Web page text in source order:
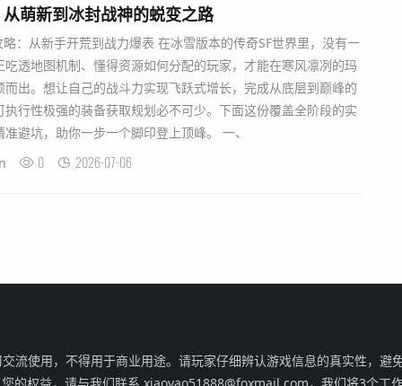
萌新到冰封战神的蜕变之路
：从新手开荒到战力爆表 在冰雪版本的传奇SF世界里，没有一
透地图机制、懂得资源如何分配的玩家，才能在寒风凛冽的玛
出。想让自己的战斗力实现飞跃式增长，完成从底层到巅峰的
行性极强的装备获取规划必不可少。下面这份覆盖全阶段的实
避坑，助你一步一个脚印登上顶峰。 一、
0 2026-07-06
流使用，不得用于商业用途。请玩家仔细辨认游戏信息的真实性，